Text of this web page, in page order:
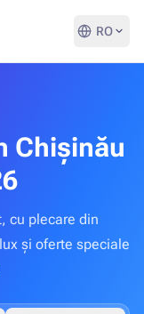
RO
Chișinău
cu plecare din
și oferte speciale